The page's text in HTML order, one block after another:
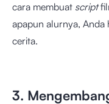
cara membuat script
apapun alurnya, Anda
cerita.
3.